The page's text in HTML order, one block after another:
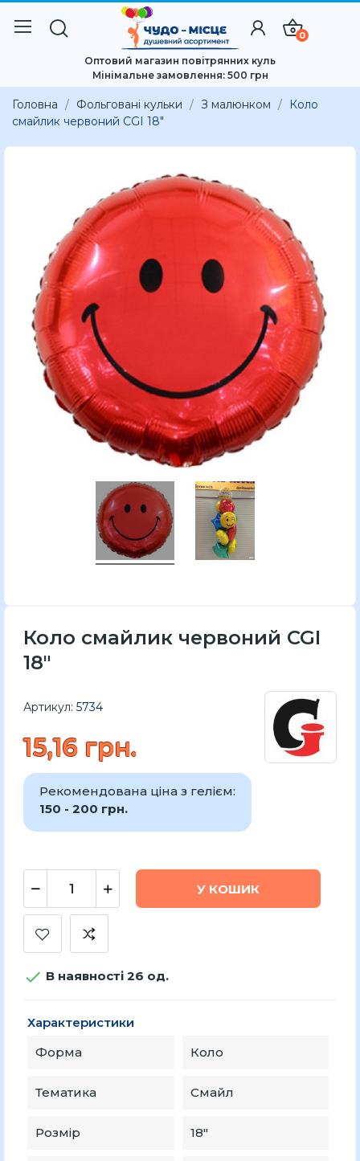
0
Оптовий магазин повітрянних куль
Мінімальне замовлення: 500 грн
Головна Фольговані кульки З малюнком
Коло
смайлик червоний CGI 18"
Коло смайлик червоний CGI
18"
Артикул: 5734
15,16 грн.
Рекомендована ціна з гелієм:
150 - 200 грн.
У КОШИК
 В наявності 26 од.
Характеристики
Форма
Коло
Тематика Смайл
Розмір 18″